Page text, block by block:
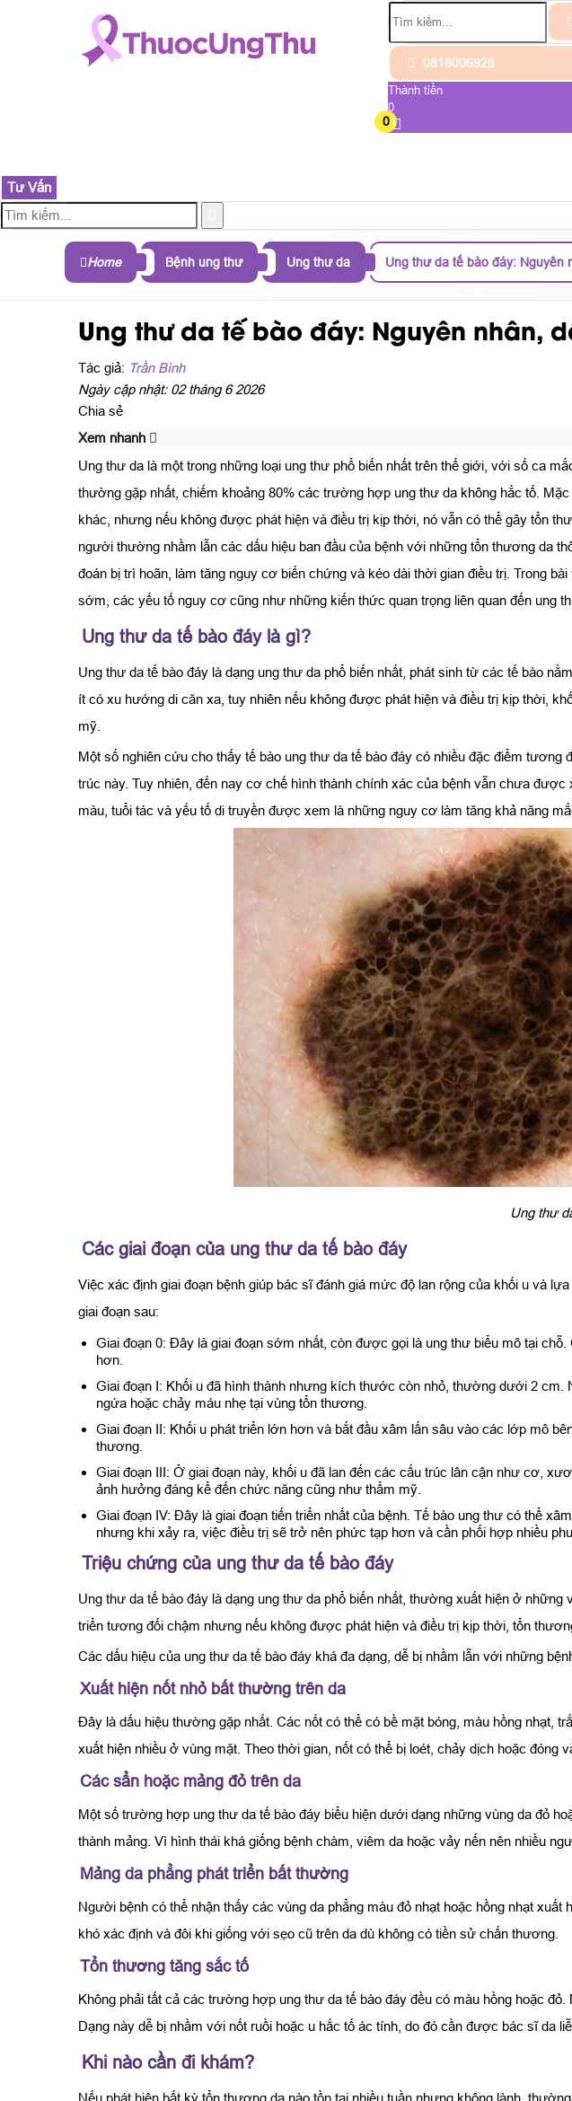
0818006928
Thành tiền
0
0
Tư Vấn
Home Bệnh ung thư Ung thư da Ung thư da tế bào đáy: Nguyên
Ung thư da tế bào đáy: Nguyên nhân,
Tác giả: Trần Bình
Ngày cập nhật: 02 tháng 6 2026
Chia sẻ
Xem nhanh
Ung thư da là một trong những loại ung thư phổ biến nhất trên thế giới, với số ca
thường gặp nhất, chiếm khoảng 80% các trường hợp ung thư da không hắc tố.
khác, nhưng nếu không được phát hiện và điều trị kịp thời, nó vẫn có thể gây tổn
người thường nhầm lẫn các dấu hiệu ban đầu của bệnh với những tổn thương da
đoán bị trì hoãn, làm tăng nguy cơ biến chứng và kéo dài thời gian điều trị. Trong bài
sớm, các yếu tố nguy cơ cũng như những kiến thức quan trọng liên quan đến ung
Ung thư da tế bào đáy là gì?
Ung thư da tế bào đáy là dạng ung thư da phổ biến nhất, phát sinh từ các tế bào
ít có xu hướng di căn xa, tuy nhiên nếu không được phát hiện và điều trị kịp thời,
mỹ.
Một số nghiên cứu cho thấy tế bào ung thư da tế bào đáy có nhiều đặc điểm
trúc này. Tuy nhiên, đến nay cơ chế hình thành chính xác của bệnh vẫn chưa
màu, tuổi tác và yếu tố di truyền được xem là những nguy cơ làm tăng khả năng
Ung thư
Các giai đoạn của ung thư da tế bào đáy
Việc xác định giai đoạn bệnh giúp bác sĩ đánh giá mức độ lan rộng của khối u và
giai đoạn sau:
Giai đoạn 0: Đây là giai đoạn sớm nhất, còn được gọi là ung thư biểu mô tại
hơn.
Giai đoạn I: Khối u đã hình thành nhưng kích thước còn nhỏ, thường dưới 2 cm.
ngứa hoặc chảy máu nhẹ tại vùng tổn thương.
Giai đoạn II: Khối u phát triển lớn hơn và bắt đầu xâm lấn sâu vào các lớp mô
thương.
Giai đoạn III: Ở giai đoạn này, khối u đã lan đến các cấu trúc lân cận như cơ,
ảnh hưởng đáng kể đến chức năng cũng như thẩm mỹ.
Giai đoạn IV: Đây là giai đoạn tiến triển nhất của bệnh. Tế bào ung thư có thể
nhưng khi xảy ra, việc điều trị sẽ trở nên phức tạp hơn và cần phối hợp nhiều
Triệu chứng của ung thư da tế bào đáy
Ung thư da tế bào đáy là dạng ung thư da phổ biến nhất, thường xuất hiện ở
triển tương đối chậm nhưng nếu không được phát hiện và điều trị kịp thời, tổn
Các dấu hiệu của ung thư da tế bào đáy khá đa dạng, dễ bị nhầm lẫn với những
Xuất hiện nốt nhỏ bất thường trên da
Đây là dấu hiệu thường gặp nhất. Các nốt có thể có bề mặt bóng, màu hồng nhạt,
xuất hiện nhiều ở vùng mặt. Theo thời gian, nốt có thể bị loét, chảy dịch hoặc đóng
Các sẩn hoặc mảng đỏ trên da
Một số trường hợp ung thư da tế bào đáy biểu hiện dưới dạng những vùng da đỏ
thành mảng. Vì hình thái khá giống bệnh chàm, viêm da hoặc vảy nến nên nhiều
Mảng da phẳng phát triển bất thường
Người bệnh có thể nhận thấy các vùng da phẳng màu đỏ nhạt hoặc hồng nhạt
khó xác định và đôi khi giống với sẹo cũ trên da dù không có tiền sử chấn thương.
Tổn thương tăng sắc tố
Không phải tất cả các trường hợp ung thư da tế bào đáy đều có màu hồng hoặc
Dạng này dễ bị nhầm với nốt ruồi hoặc u hắc tố ác tính, do đó cần được bác sĩ da
Khi nào cần đi khám?
Nếu phát hiện bất kỳ tổn thương da nào tồn tại nhiều tuần nhưng không lành,